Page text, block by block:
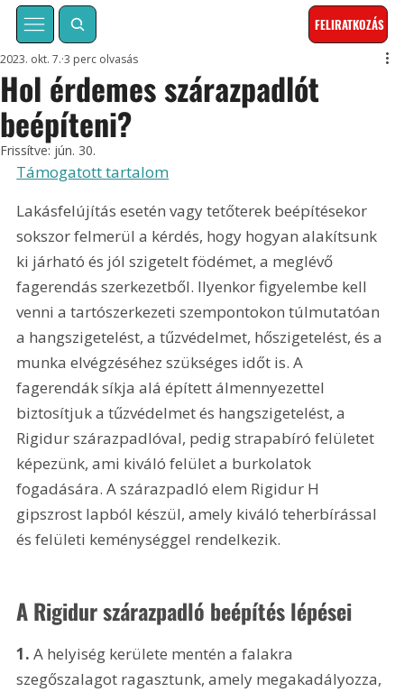
FELIRATKOZÁS
Hol érdemes szárazpadlót
beépíteni?
2023. okt. 7. 3 perc olvasás
Frissítve: jún. 30.
Támogatott tartalom
Lakásfelújítás esetén vagy tetőterek beépítésekor
sokszor felmerül a kérdés, hogy hogyan alakítsunk
ki járható és jól szigetelt födémet, a meglévő
fagerendás szerkezetből. Ilyenkor figyelembe kell
venni a tartószerkezeti szempontokon túlmutatóan
a hangszigetelést, a tűzvédelmet, hőszigetelést, és a
munka elvégzéséhez szükséges időt is. A
fagerendák síkja alá épített álmennyezettel
biztosítjuk a tűzvédelmet és hangszigetelést, a
Rigidur szárazpadlóval, pedig strapabíró felületet
képezünk, ami kiváló felület a burkolatok
fogadására. A szárazpadló elem Rigidur H
gipszrost lapból készül, amely kiváló teherbírással
és felületi keménységgel rendelkezik.
A Rigidur szárazpadló beépítés lépései
1. A helyiség kerülete mentén a falakra
szegőszalagot ragasztunk, amely megakadályozza,